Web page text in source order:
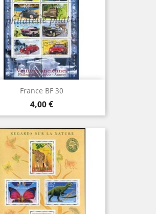
France BF 30
Prix
4,00 €